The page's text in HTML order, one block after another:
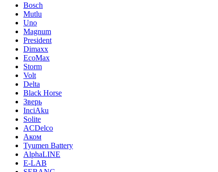
Bosch
Mutlu
Uno
Magnum
President
Dimaxx
EcoMax
Storm
Volt
Delta
Black Horse
Зверь
InciAku
Solite
ACDelco
Аком
Tyumen Battery
AlphaLINE
E-LAB